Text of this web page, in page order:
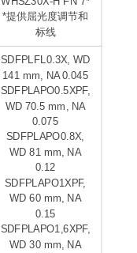
*提供屈光度调节和
标线
SDFPLFL0.3X, WD
141 mm, NA 0.045
SDFPLAPO0.5XPF,
WD 70.5 mm, NA
0.075
SDFPLAPO0.8X,
WD 81 mm, NA
0.12
SDFPLAPO1XPF,
WD 60 mm, NA
0.15
SDFPLAPO1,6XPF,
WD 30 mm, NA